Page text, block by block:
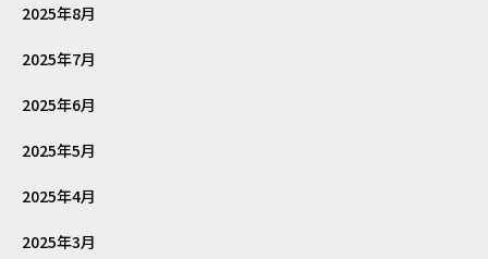
2025年8月
2025年7月
2025年6月
2025年5月
2025年4月
2025年3月